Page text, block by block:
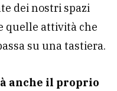
dei nostri spazi
quelle attività che
su una tastiera.
anche il proprio